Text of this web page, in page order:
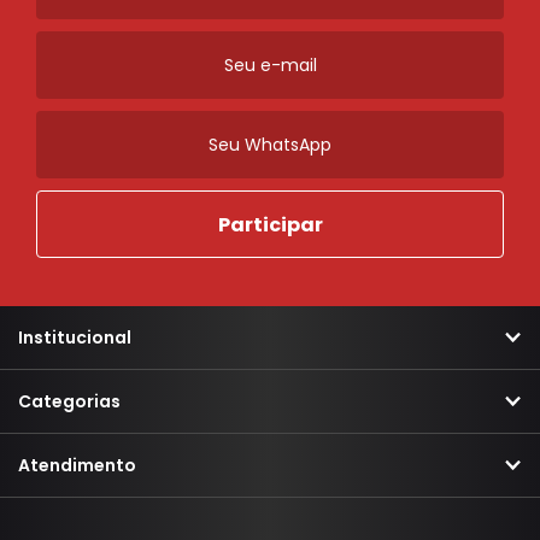
Institucional
Categorias
Atendimento